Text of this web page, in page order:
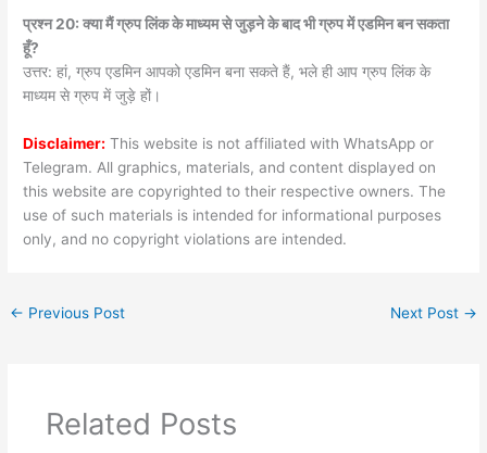
प्रश्न 20: क्या मैं ग्रुप लिंक के माध्यम से जुड़ने के बाद भी ग्रुप में एडमिन बन सकता
हूँ?
उत्तर: हां, ग्रुप एडमिन आपको एडमिन बना सकते हैं, भले ही आप ग्रुप लिंक के
माध्यम से ग्रुप में जुड़े हों।
Disclaimer: This website is not affiliated with WhatsApp or
Telegram. All graphics, materials, and content displayed on
this website are copyrighted to their respective owners. The
use of such materials is intended for informational purposes
only, and no copyright violations are intended.
← Previous Post Next Post →
Related Posts